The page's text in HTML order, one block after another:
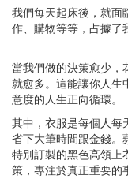
我們每天起床後，就面
作、購物等等，占據了
當我們做的決策愈少，
就愈多。這能讓你人生
意度的人生正向循環。
其中，衣服是每個人每
省下大筆時間跟金錢。
特別訂製的黑色高領上
策，專注於真正重要的